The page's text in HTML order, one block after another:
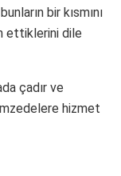
bir kısmını
ettiklerini dile
çadır ve
hizmet